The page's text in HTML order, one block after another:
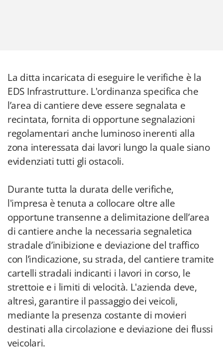
La ditta incaricata di eseguire le verifiche è la
EDS Infrastrutture. L'ordinanza specifica che
l’area di cantiere deve essere segnalata e
recintata, fornita di opportune segnalazioni
regolamentari anche luminoso inerenti alla
zona interessata dai lavori lungo la quale siano
evidenziati tutti gli ostacoli.
Durante tutta la durata delle verifiche,
l'impresa è tenuta a collocare oltre alle
opportune transenne a delimitazione dell’area
di cantiere anche la necessaria segnaletica
stradale d’inibizione e deviazione del traffico
con l’indicazione, su strada, del cantiere tramite
cartelli stradali indicanti i lavori in corso, le
strettoie e i limiti di velocità. L'azienda deve,
altresì, garantire il passaggio dei veicoli,
mediante la presenza costante di movieri
destinati alla circolazione e deviazione dei flussi
veicolari.